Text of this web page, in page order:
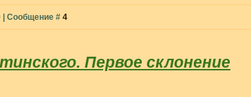
| Сообщение # 4
Первое склонение